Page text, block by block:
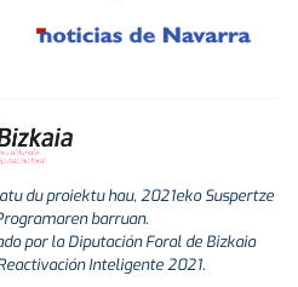
du proiektu hau, 2021eko Suspertze
barruan.
por la Diputación Foral de Bizkaia
Inteligente 2021.